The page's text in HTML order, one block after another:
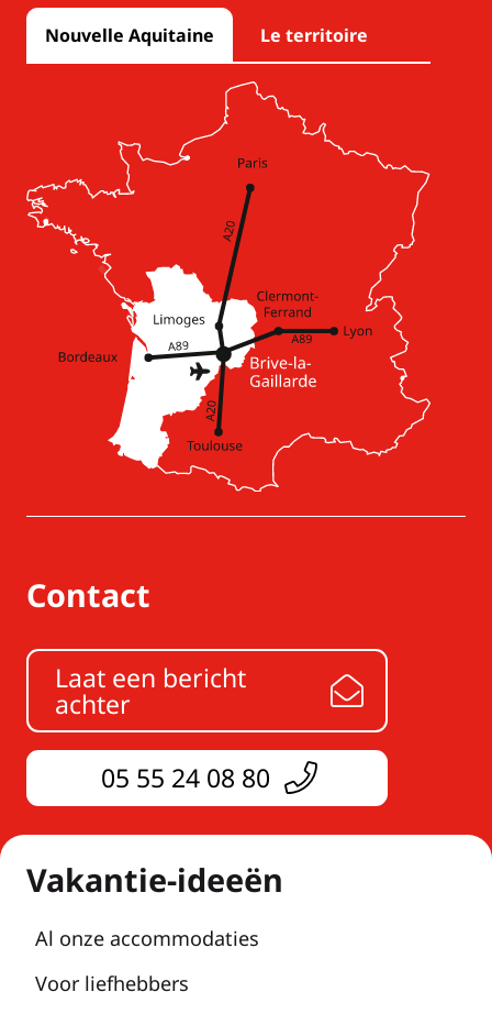
Nouvelle Aquitaine Le territoire
Contact
Laat een bericht
achter
05 55 24 08 80
Vakantie-ideeën
Al onze accommodaties
Voor liefhebbers